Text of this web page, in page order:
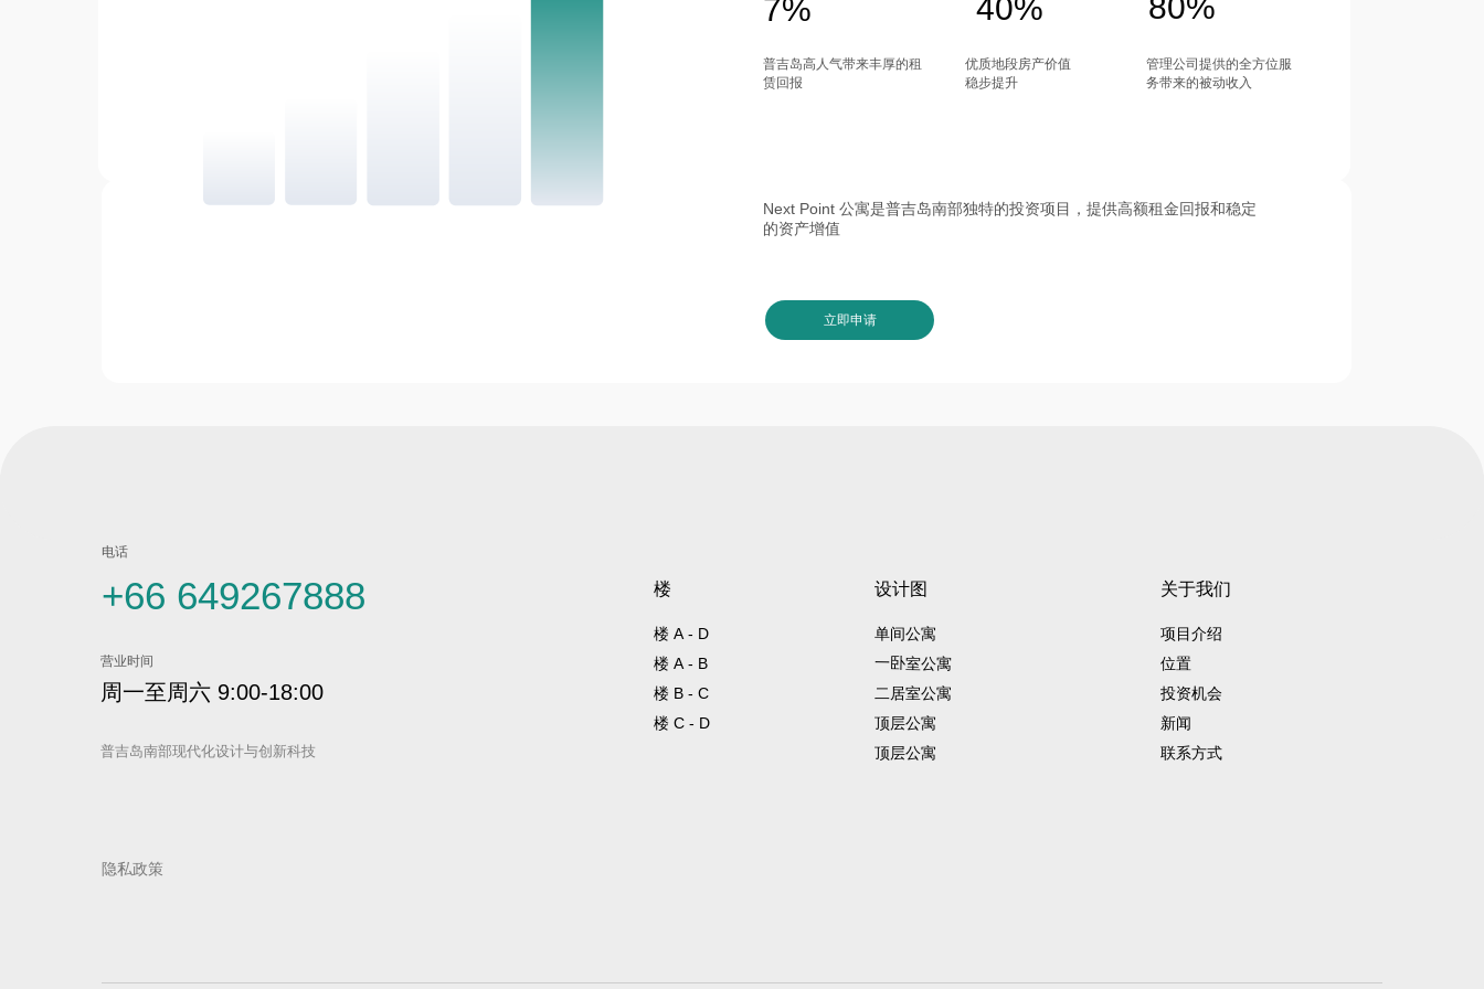
普吉岛高人气带来丰厚的租
赁回报
立即申请
7% 40%
Next Point 公寓是普吉岛南部独特的投资项目，提供高额租金回报和稳定
的资产增值
优质地段房产价值
稳步提升
管理公司提供的全方位服
务带来的被动收入
电话
楼
+66 649267888
楼 А - D
楼 А - B
楼 B - C
楼 C - D
营业时间
周一至周六 9:00-18:00
普吉岛南部现代化设计与创新科技
设计图
单间公寓
一卧室公寓
二居室公寓
顶层公寓
关于我们
项目介绍
新闻
隐私政策
联系方式
位置
投资机会
顶层公寓